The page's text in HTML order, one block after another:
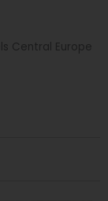
Central Europe